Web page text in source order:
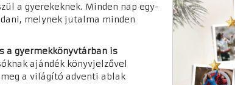
a gyerekeknek. Minden nap egy-
melynek jutalma minden
a gyermekkönyvtárban is
ajándék könyvjelzővel
a világító adventi ablak